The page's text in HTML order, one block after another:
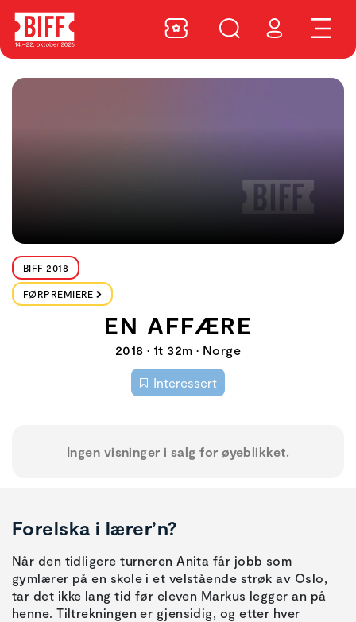
BIFF 2018
FØRPREMIERE
EN AFFÆRE
2018 • 1t 32m • Norge
Interessert
Ingen visninger i salg for øyeblikket.
Forelska i lærer’n?
Når den tidligere turneren Anita får jobb som
gymlærer på en skole i et velstående strøk av Oslo,
tar det ikke lang tid før eleven Markus legger an på
henne. Tiltrekningen er gjensidig, og etter hver